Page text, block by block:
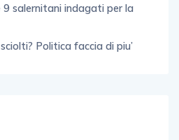
9 salernitani indagati per la
Politica faccia di piu’